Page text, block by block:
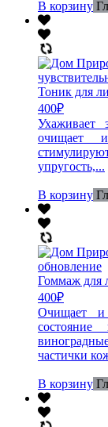
В корзину
Тоник для
400₽
Ухаживает
очищает
упругость,...
В корзину
Гоммаж для
400₽
Очищает и
частички
В корзину